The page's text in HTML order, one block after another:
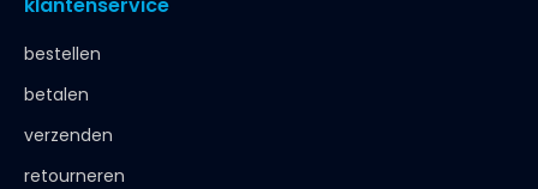
bestellen
betalen
verzenden
retourneren